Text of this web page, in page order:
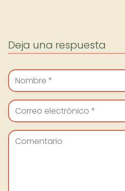
Deja una respuesta